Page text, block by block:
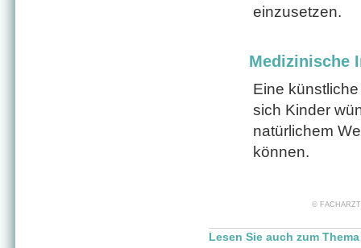
einzusetzen.
Medizinische
Eine
sich Kinder
natürlichem
können.
©
Lesen Sie auch zum